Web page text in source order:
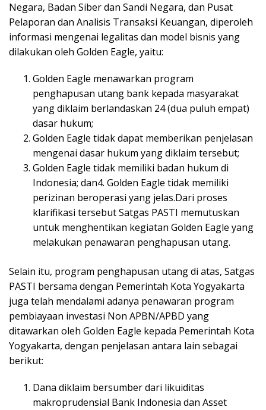
Negara, Badan Siber dan Sandi Negara, dan Pusat
Pelaporan dan Analisis Transaksi Keuangan, diperoleh
informasi mengenai legalitas dan model bisnis yang
dilakukan oleh Golden Eagle, yaitu:
Golden Eagle menawarkan program
penghapusan utang bank kepada masyarakat
yang diklaim berlandaskan 24 (dua puluh empat)
dasar hukum;
Golden Eagle tidak dapat memberikan penjelasan
mengenai dasar hukum yang diklaim tersebut;
Golden Eagle tidak memiliki badan hukum di
Indonesia; dan4. Golden Eagle tidak memiliki
perizinan beroperasi yang jelas.Dari proses
klarifikasi tersebut Satgas PASTI memutuskan
untuk menghentikan kegiatan Golden Eagle yang
melakukan penawaran penghapusan utang.
Selain itu, program penghapusan utang di atas, Satgas
PASTI bersama dengan Pemerintah Kota Yogyakarta
juga telah mendalami adanya penawaran program
pembiayaan investasi Non APBN/APBD yang
ditawarkan oleh Golden Eagle kepada Pemerintah Kota
Yogyakarta, dengan penjelasan antara lain sebagai
berikut:
Dana diklaim bersumber dari likuiditas
makroprudensial Bank Indonesia dan Asset